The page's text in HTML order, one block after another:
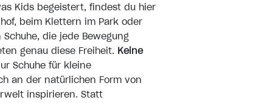
Kids begeistert, findest du hier
beim Klettern im Park oder
die jede Bewegung
genau diese Freiheit. Keine
Schuhe für kleine
an der natürlichen Form von
inspirieren. Statt